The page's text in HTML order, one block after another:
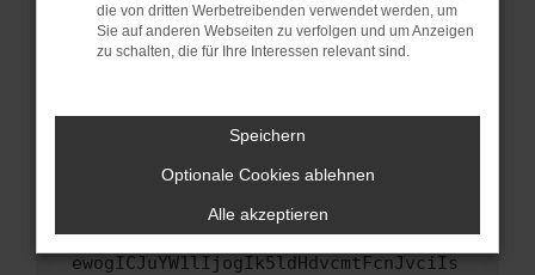
führen, dass bestimmte Funktionen nicht mehr
unterstützt werden.
hast, kontaktiere uns bitte. Wir werden
uns diesen Text schicken, um uns bei der
Fehlersuche zu unterstützen:
ewogICJuYW1lIjogIk5ldHdvcmtFcnJvciIs
die von dritten Werbetreibenden verwendet werden, um
Sie auf anderen Webseiten zu verfolgen und um Anzeigen
zu schalten, die für Ihre Interessen relevant sind.
Speichern
Optionale Cookies ablehnen
Alle akzeptieren